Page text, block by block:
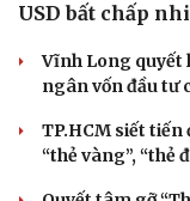
USD bất chấp
Vĩnh Long quyết
ngân vốn đầu tư
TP.HCM siết
“thẻ vàng”, “thẻ